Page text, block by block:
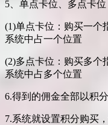
5、单点卡位、多点卡位
(1)单点卡位：购买一个
系统中占一个位置
(2)多点卡位：购买多个
系统中占多个位置
6.得到的佣金全部以积
7.系统就设置积分购买